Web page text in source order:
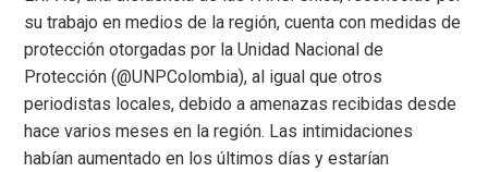
su trabajo en medios de la región, cuenta con medidas de
protección otorgadas por la Unidad Nacional de
Protección (@UNPColombia), al igual que otros
periodistas locales, debido a amenazas recibidas desde
hace varios meses en la región. Las intimidaciones
habían aumentado en los últimos días y estarían